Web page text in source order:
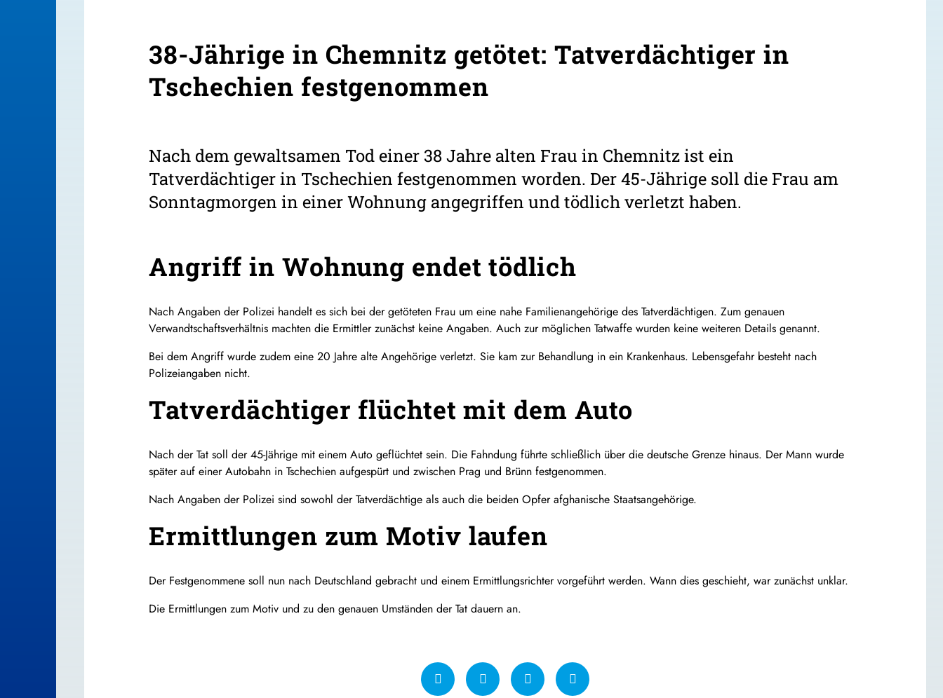
38-Jährige in Chemnitz getötet: Tatverdächtiger in
Tschechien festgenommen
Nach dem gewaltsamen Tod einer 38 Jahre alten Frau in Chemnitz ist ein
Tatverdächtiger in Tschechien festgenommen worden. Der 45-Jährige soll die Frau am
Sonntagmorgen in einer Wohnung angegriffen und tödlich verletzt haben.
Angriff in Wohnung endet tödlich
Nach Angaben der Polizei handelt es sich bei der getöteten Frau um eine nahe Familienangehörige des Tatverdächtigen. Zum genauen
Verwandtschaftsverhältnis machten die Ermittler zunächst keine Angaben. Auch zur möglichen Tatwaffe wurden keine weiteren Details genannt.
Bei dem Angriff wurde zudem eine 20 Jahre alte Angehörige verletzt. Sie kam zur Behandlung in ein Krankenhaus. Lebensgefahr besteht nach
Polizeiangaben nicht.
Tatverdächtiger flüchtet mit dem Auto
Nach der Tat soll der 45-Jährige mit einem Auto geflüchtet sein. Die Fahndung führte schließlich über die deutsche Grenze hinaus. Der Mann wurde
später auf einer Autobahn in Tschechien aufgespürt und zwischen Prag und Brünn festgenommen.
Nach Angaben der Polizei sind sowohl der Tatverdächtige als auch die beiden Opfer afghanische Staatsangehörige.
Ermittlungen zum Motiv laufen
Der Festgenommene soll nun nach Deutschland gebracht und einem Ermittlungsrichter vorgeführt werden. Wann dies geschieht, war zunächst unklar.
Die Ermittlungen zum Motiv und zu den genauen Umständen der Tat dauern an.